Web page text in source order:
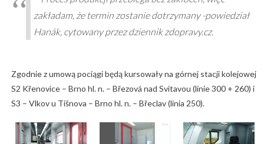
zakładam, że termin zostanie dotrzymany -powiedział
Hanák, cytowany przez dziennik zdopravy.cz.
Zgodnie z umową pociągi będą kursowały na górnej stacji kolejowej
S2 Křenovice – Brno hl. n. – Březová nad Svitavou (linie 300 + 260) i
S3 – Vlkov u Tišnova – Brno hl. n. – Břeclav (linia 250).